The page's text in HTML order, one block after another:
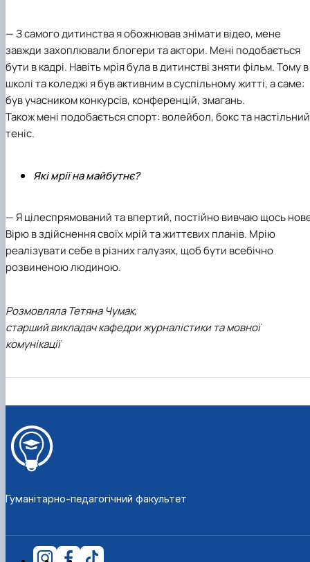
— З самого дитинства я обожнював знімати відео, мене
завжди захоплювали блогери та актори. Мені подобається
бути в кадрі. Навіть мрія була в дитинстві зняти фільм. Тому в
школі та коледжі я був активним в суспільному житті, а саме:
був учасником конкурсів, конференцій, змагань.
Також мені подобається спорт: волейбол, бокс та настільний
теніс.
Які мрії на майбутнє?
— Я цілеспрямований та впертий, постійно вивчаю щось
Вірю в здійснення своїх мрій та життєвих планів. Мрію
реалізувати себе в різних галузях, щоб бути всебічно
розвиненою людиною.
Розмовляла Тетяна Чумак,
старший викладач кафедри журналістики та мовної
комунікації
Гуманітарно-педагогічний факультет